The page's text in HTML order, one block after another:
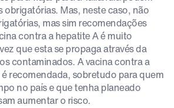
obrigatórias. Mas, neste caso, não
mas sim recomendações
contra a hepatite A é muito
que esta se propaga através da
contaminados. A vacina contra a
recomendada, sobretudo para quem
no país e que tenha planeado
aumentar o risco.